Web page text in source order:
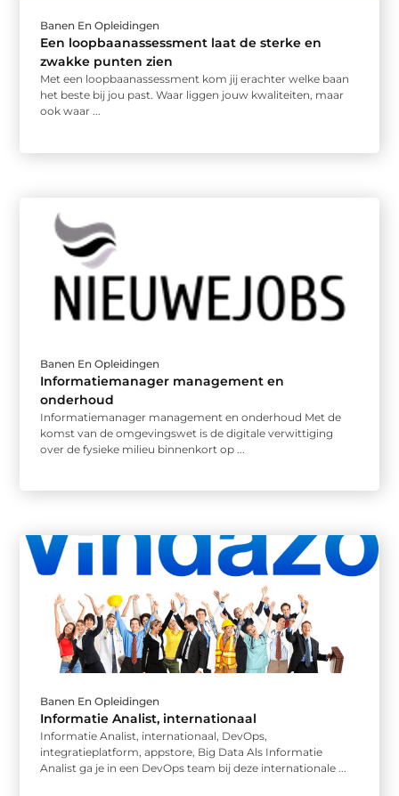
Banen En Opleidingen
Een loopbaanassessment laat de sterke en
zwakke punten zien
Met een loopbaanassessment kom jij erachter welke baan
het beste bij jou past. Waar liggen jouw kwaliteiten, maar
ook waar ...
Banen En Opleidingen
Informatiemanager management en
onderhoud
Informatiemanager management en onderhoud Met de
komst van de omgevingswet is de digitale verwittiging
over de fysieke milieu binnenkort op ...
Banen En Opleidingen
Informatie Analist, internationaal
Informatie Analist, internationaal, DevOps,
integratieplatform, appstore, Big Data Als Informatie
Analist ga je in een DevOps team bij deze internationale ...